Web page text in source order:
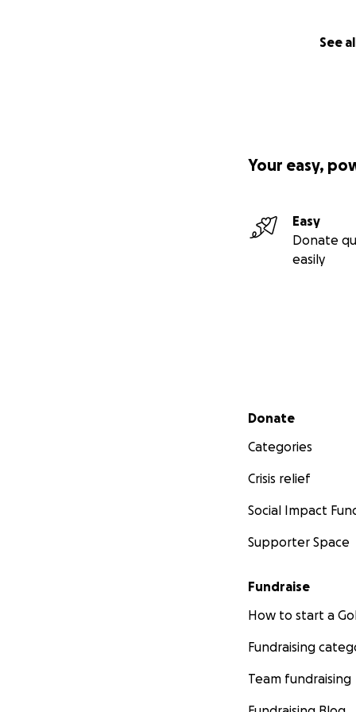
See
Your easy,
Easy
Donate
easily
Secondary menu
Donate
Categories
Crisis relief
Social Impact
Supporter Space
Fundraise
How to start a
Fundraising
Team fundraising